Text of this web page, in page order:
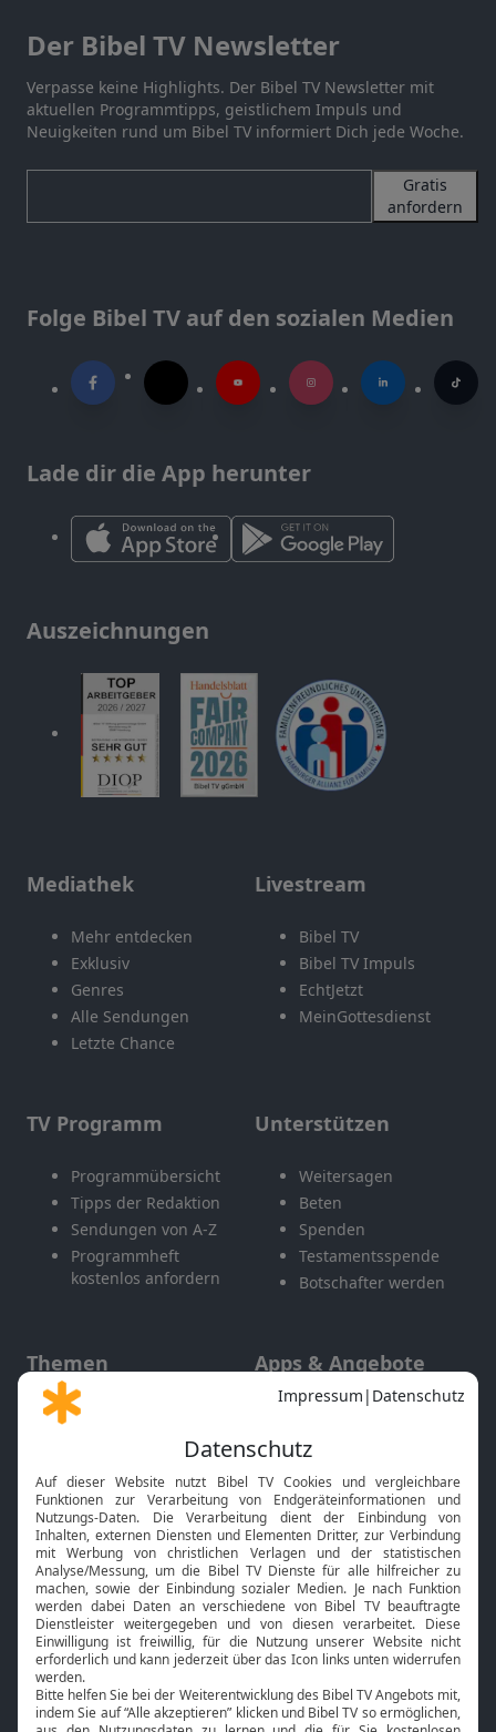
Der Bibel TV Newsletter
Verpasse keine Highlights. Der Bibel TV Newsletter mit
aktuellen Programmtipps, geistlichem Impuls und
Neuigkeiten rund um Bibel TV informiert Dich jede Woche.
Gratis
anfordern
Folge Bibel TV auf den sozialen Medien
Lade dir die App herunter
Auszeichnungen
Mediathek
Mehr entdecken
Exklusiv
Genres
Alle Sendungen
Letzte Chance
Livestream
Bibel TV
Bibel TV Impuls
EchtJetzt
MeinGottesdienst
TV Programm
Programmübersicht
Tipps der Redaktion
Sendungen von A-Z
Programmheft
kostenlos anfordern
Unterstützen
Weitersagen
Beten
Spenden
Testamentsspende
Botschafter werden
Themen
Gott und Bibel erklärt
Neuigkeiten
Apps & Angebote
Mobile App
Smart TV
HbbTV
Bibelthek Online-Bibel
Nächster Gottesdienst
Bibel TV
Über uns
Service
Kontakt